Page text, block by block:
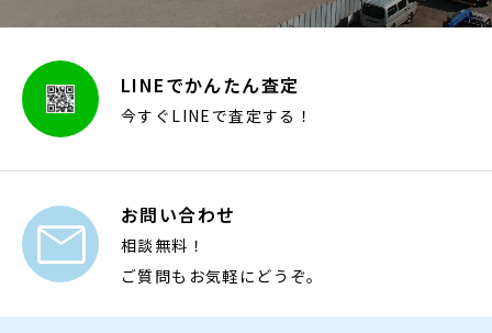
LINEでかんたん査定
今すぐLINEで査定する！
 お問い合わせ
相談無料！
ご質問もお気軽にどうぞ。